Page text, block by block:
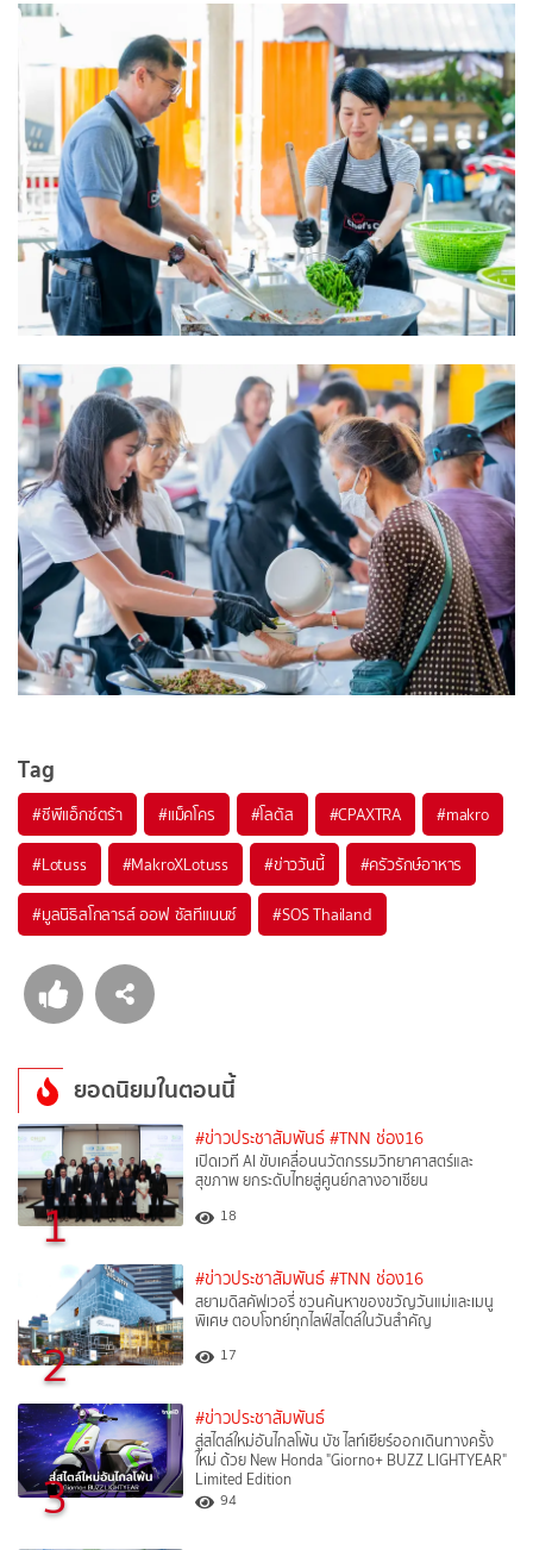
Tag
#ซีพีแอ็กซ์ตร้า #แม็คโคร #โลตัส #CPAXTRA #makro
#Lotuss #MakroXLotuss #ข่าววันนี้ #ครัวรักษ์อาหาร
#มูลนิธิสโกลารส์ ออฟ ซัสทีแนนซ์ #SOS Thailand
ยอดนิยมในตอนนี้
1
#ข่าวประชาสัมพันธ์ #TNN ช่อง16
เปิดเวที AI ขับเคลื่อนนวัตกรรมวิทยาศาสตร์และ
สุขภาพ ยกระดับไทยสู่ศูนย์กลางอาเซียน
18
2
#ข่าวประชาสัมพันธ์ #TNN ช่อง16
สยามดิสคัฟเวอรี่ ชวนค้นหาของขวัญวันแม่และเมนู
พิเศษ ตอบโจทย์ทุกไลฟ์สไตล์ในวันสำคัญ
17
3
#ข่าวประชาสัมพันธ์
สู่สไตล์ใหม่อันไกลโพ้น บัซ ไลท์เยียร์ออกเดินทางครั้ง
ใหม่ ด้วย New Honda "Giorno+ BUZZ LIGHTYEAR"
Limited Edition
94